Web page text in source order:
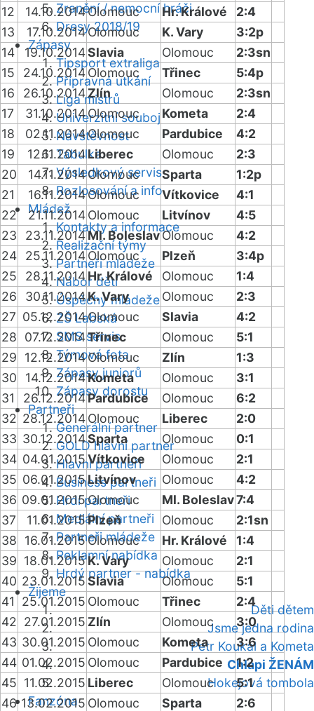
Zranění / nemocní hráči
Dresy 2018/19
Zápasy
Tipsport extraliga
Přípravná utkání
Liga mistrů
Univerzitní souboj
Návštěvnost
Tabulka
Výsledkový servis
Rozlosování a info
Mládež
Kontakty a informace
Realizační týmy
Partneři mládeže
Nábor dětí
Úspěchy mládeže
ZŠ Labská
SMS servis
Týmová fota
Zápasy juniorů
Zápasy dorostu
Partneři
Generální partner
GOLD hlavní partner
Hlavní partneři
Business partneři
Hrdí partneři
Mediální partneři
Partneři mládeže
Reklamní nabídka
Hrdý partner - nabídka
Žijeme
Děti dětem
Jsme jedna rodina
Petr Koukal a Kometa
Chlapi ŽENÁM
Hokejová tombola
Fanzóna
12
14.10.2014Olomouc Hr. Králové
2:4
13
17.10.2014Olomouc K. Vary
3:2p
14
19.10.2014Slavia Olomouc
2:3sn
15
24.10.2014Olomouc Třinec
5:4p
16
26.10.2014Zlín Olomouc
2:3sn
17
31.10.2014Olomouc Kometa
2:4
18
02.11.2014Olomouc Pardubice
4:2
19
12.11.2014Liberec Olomouc
2:3
20
14.11.2014Olomouc Sparta
1:2p
21
16.11.2014Olomouc Vítkovice
4:1
22
21.11.2014Olomouc Litvínov
4:5
23
23.11.2014Ml. BoleslavOlomouc
4:2
24
25.11.2014Olomouc Plzeň
3:4p
25
28.11.2014Hr. Králové Olomouc
1:4
26
30.11.2014K. Vary Olomouc
2:3
27 05.12.2014Olomouc Slavia
4:2
28
07.12.2014Třinec Olomouc
5:1
29
12.12.2014Olomouc Zlín
1:3
30
14.12.2014Kometa Olomouc
3:1
31
26.12.2014Pardubice Olomouc
6:2
32 28.12.2014Olomouc Liberec
2:0
33 30.12.2014Sparta Olomouc
0:1
34 04.01.2015Vítkovice Olomouc
2:1
35 06.01.2015Litvínov Olomouc
4:2
36 09.01.2015Olomouc Ml. Boleslav7:4
37
11.01.2015Plzeň Olomouc
2:1sn
38
16.01.2015Olomouc Hr. Králové
1:4
39 18.01.2015K. Vary Olomouc
2:1
40 23.01.2015Slavia Olomouc
5:1
41
25.01.2015 Olomouc Třinec
2:4
42 27.01.2015 Zlín Olomouc
3:0
43 30.01.2015 Olomouc Kometa
3:6
44 01.02.2015 Olomouc Pardubice
1:2
45 11.02.2015 Liberec Olomouc
5:1
46 13.02.2015 Olomouc Sparta
2:6